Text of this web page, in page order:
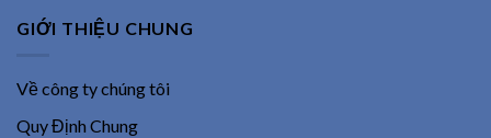
GIỚI THIỆU CHUNG
Về công ty chúng tôi
Quy Định Chung